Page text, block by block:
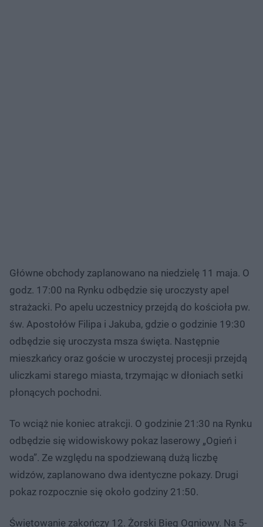
Główne obchody zaplanowano na niedzielę 11 maja. O
godz. 17:00 na Rynku odbędzie się uroczysty apel
strażacki. Po apelu uczestnicy przejdą do kościoła pw.
św. Apostołów Filipa i Jakuba, gdzie o godzinie 19:30
odbędzie się uroczysta msza święta. Następnie
mieszkańcy oraz goście w uroczystej procesji przejdą
uliczkami starego miasta, trzymając w dłoniach setki
płonących pochodni.
To wciąż nie koniec atrakcji. O godzinie 21:30 na Rynku
odbędzie się widowiskowy pokaz laserowy „Ogień i
woda”. Ze względu na spodziewaną dużą liczbę
widzów, zaplanowano dwa identyczne pokazy. Drugi
pokaz rozpocznie się około godziny 21:50.
Świętowanie zakończy 12. Żorski Bieg Ogniowy. Na 5-